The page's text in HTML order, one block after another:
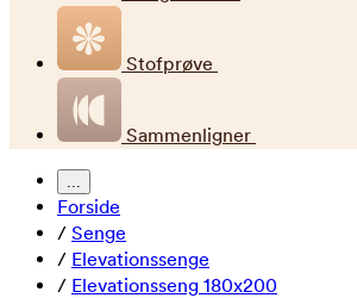
Stofprøve
Sammenligner
...
Forside
/ Senge
/ Elevationssenge
/ Elevationsseng 180x200